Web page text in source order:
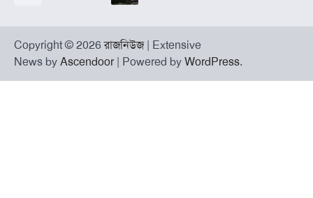
Copyright © 2026রাজনিউজ| Extensive
News by Ascendoor| Powered by WordPress.